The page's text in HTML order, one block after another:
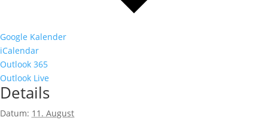
Google Kalender
iCalendar
Outlook 365
Outlook Live
Details
Datum: 11. August